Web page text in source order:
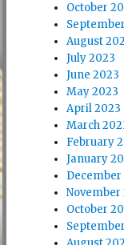
October
August
July 2023
June 2023
May 2023
April 2023
March
February
January
December
November
October